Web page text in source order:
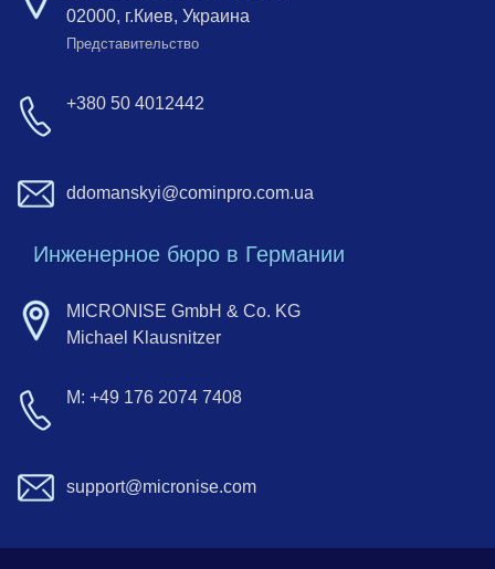
02000, г.Киев, Украина
Представительство
+380 50 4012442
ddomanskyi@cominpro.com.ua
Инженерное бюро в Германии
MICRONISE GmbH & Co. KG
Michael Klausnitzer
M: +49 176 2074 7408
support@micronise.com